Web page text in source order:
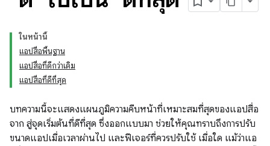
ในหน้านี้
แอปสื่อพื้นฐาน
แอปสื่อที่ดีกว่าเดิม
แอปสื่อที่ดีที่สุด
บทความนี้จะแสดงแผนภูมิความคืบหน้าที่เหมาะสมที่สุดของแอปสื่อ
จาก สู่จุดเริ่มต้นที่ดีที่สุด ซึ่งออกแบบมา ช่วยให้คุณทราบถึงการปรับ
ขนาดแอปเมื่อเวลาผ่านไป และฟีเจอร์ที่ควรปรับใช้ เมื่อใด แม้ว่าแอ